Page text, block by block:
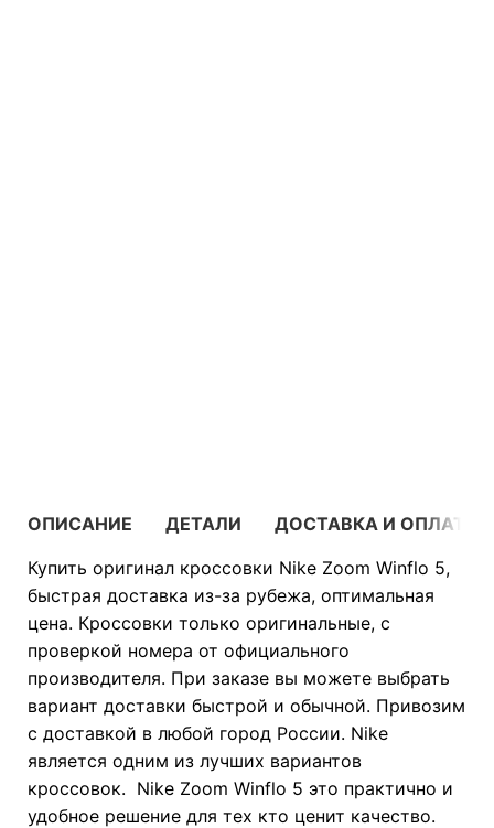
ОПИСАНИЕ ДЕТАЛИ
ДОСТАВКА И ОПЛАТА
Купить оригинал кроссовки Nike Zoom Winflo 5,
быстрая доставка из-за рубежа, оптимальная
цена. Кроссовки только оригинальные, с
проверкой номера от официального
производителя. При заказе вы можете выбрать
вариант доставки быстрой и обычной. Привозим
с доставкой в любой город России. Nike
является одним из лучших вариантов
кроссовок. Nike Zoom Winflo 5 это практично и
удобное решение для тех кто ценит качество.